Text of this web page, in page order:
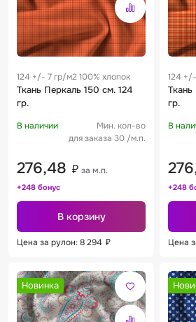
124 +/- 7 гр/м2 100% хлопок
Ткань Перкаль 150 см. 124
гр.
В наличии
Мин. кол-во
для заказа 30 /м.п.
276,48 ₽ за м.п.
+248 бонус
В корзину
Цена за рулон: 8 294 ₽
124
Ткань
гр.
В
+248
Цена
Новинка